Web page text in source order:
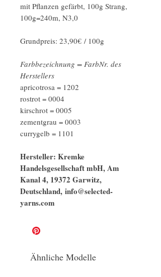
mit Pflanzen gefärbt, 100g Strang,
100g=240m, N3,0
Grundpreis: 23,90€ / 100g
Farbbezeichnung = FarbNr. des
Herstellers
apricotrosa = 1202
rostrot = 0004
kirschrot = 0005
zementgrau = 0003
currygelb = 1101
Hersteller: Kremke
Handelsgesellschaft mbH, Am
Kanal 4, 19372 Garwitz,
Deutschland, info@selected-
yarns.com
Ähnliche Modelle